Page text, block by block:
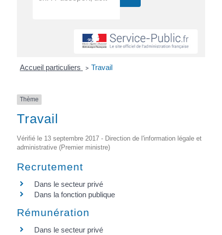
Accueil particuliers > Travail
Thème
Travail
Vérifié le 13 septembre 2017 - Direction de l'information légale et
administrative (Premier ministre)
Recrutement
Dans le secteur privé
Dans la fonction publique
Rémunération
Dans le secteur privé